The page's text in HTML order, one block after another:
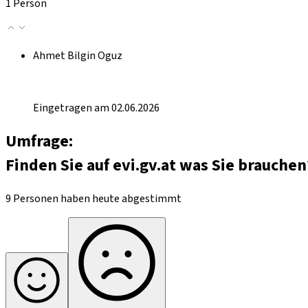
1 Person
Ahmet Bilgin Oguz
Eingetragen am 02.06.2026
Umfrage:
Finden Sie auf evi.gv.at was Sie
9 Personen haben heute abgestimmt